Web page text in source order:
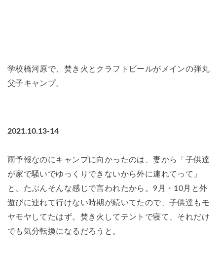
学校橋河原で、焚き火とクラフトビールがメインの弾丸
父子キャンプ。
2021.10.13-14
雨予報なのにキャンプに向かったのは、妻から「子供達
が家で騒いでゆっくりできないから外に連れてって」
と、たぶんそんな感じで言われたから。9月・10月と外
遊びに連れて行けない時期が続いてたので、子供達もモ
ヤモヤしてたはず。焚き火してテントで寝て、それだけ
でも気分転換になるだろうと。